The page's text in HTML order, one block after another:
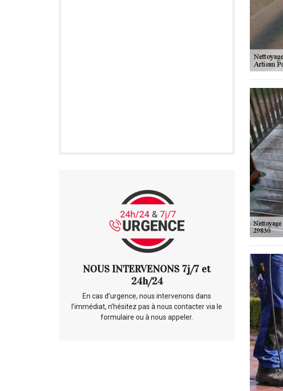
NOUS INTERVENONS 7j/7 et
24h/24
En cas d’urgence, nous intervenons dans
l’immédiat, n’hésitez pas à nous contacter via le
formulaire ou à nous appeler.